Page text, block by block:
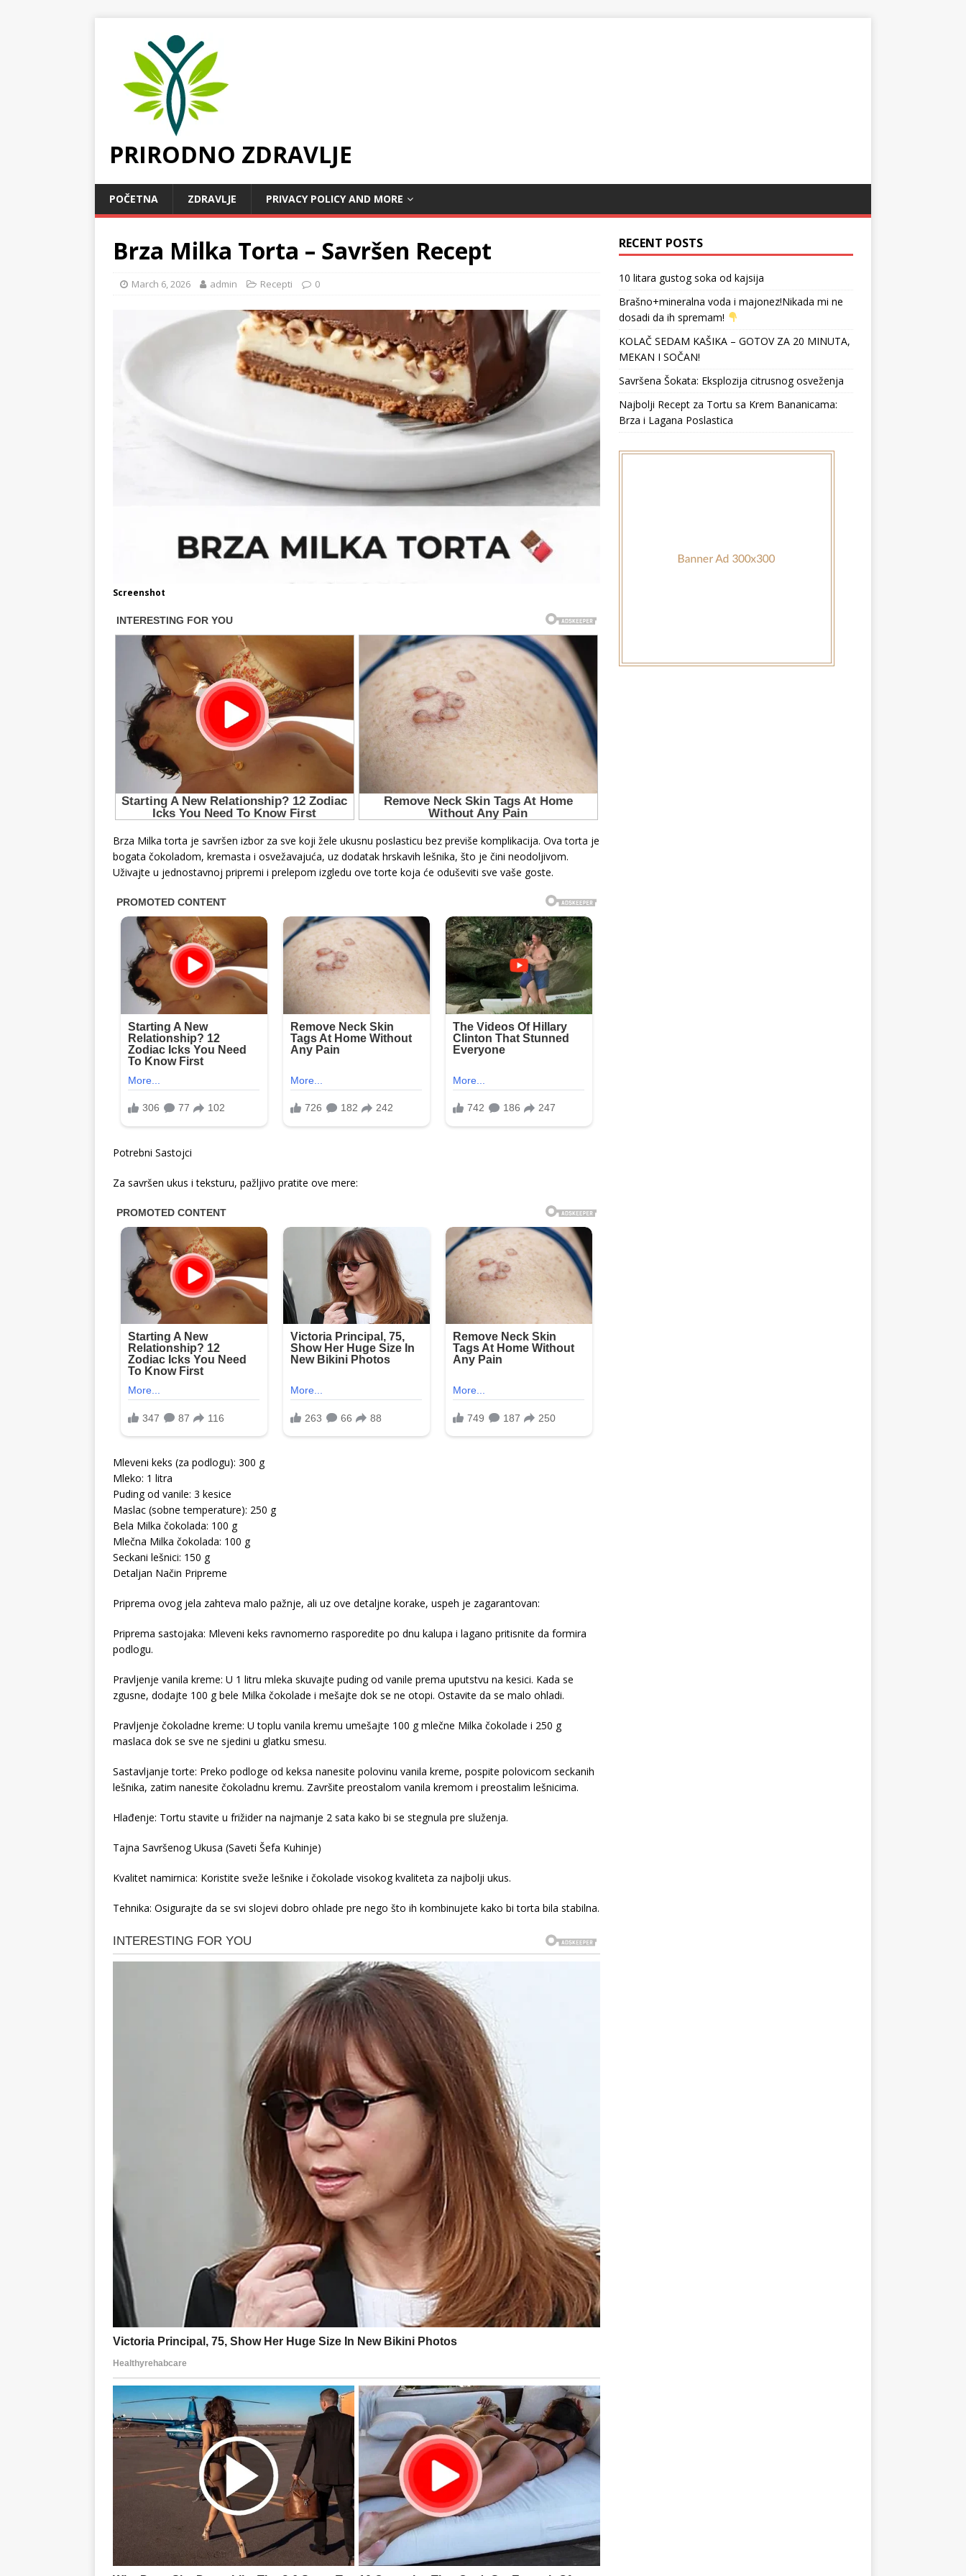
PRIRODNO ZDRAVLJE
POČETNA ZDRAVLJE PRIVACY POLICY AND MORE
Brza Milka Torta – Savršen Recept
March 6, 2026 admin Recepti 0
Screenshot
Brza Milka torta je savršen izbor za sve koji žele ukusnu poslasticu bez previše komplikacija. Ova torta je
bogata čokoladom, kremasta i osvežavajuća, uz dodatak hrskavih lešnika, što je čini neodoljivom.
Uživajte u jednostavnoj pripremi i prelepom izgledu ove torte koja će oduševiti sve vaše goste.
Potrebni Sastojci
Za savršen ukus i teksturu, pažljivo pratite ove mere:
Mleveni keks (za podlogu): 300 g
Mleko: 1 litra
Puding od vanile: 3 kesice
Maslac (sobne temperature): 250 g
Bela Milka čokolada: 100 g
Mlečna Milka čokolada: 100 g
Seckani lešnici: 150 g
Detaljan Način Pripreme
Priprema ovog jela zahteva malo pažnje, ali uz ove detaljne korake, uspeh je zagarantovan:
Priprema sastojaka: Mleveni keks ravnomerno rasporedite po dnu kalupa i lagano pritisnite da formira
podlogu.
Pravljenje vanila kreme: U 1 litru mleka skuvajte puding od vanile prema uputstvu na kesici. Kada se
zgusne, dodajte 100 g bele Milka čokolade i mešajte dok se ne otopi. Ostavite da se malo ohladi.
Pravljenje čokoladne kreme: U toplu vanila kremu umešajte 100 g mlečne Milka čokolade i 250 g
maslaca dok se sve ne sjedini u glatku smesu.
Sastavljanje torte: Preko podloge od keksa nanesite polovinu vanila kreme, pospite polovicom seckanih
lešnika, zatim nanesite čokoladnu kremu. Završite preostalom vanila kremom i preostalim lešnicima.
Hlađenje: Tortu stavite u frižider na najmanje 2 sata kako bi se stegnula pre služenja.
Tajna Savršenog Ukusa (Saveti Šefa Kuhinje)
Kvalitet namirnica: Koristite sveže lešnike i čokolade visokog kvaliteta za najbolji ukus.
Tehnika: Osigurajte da se svi slojevi dobro ohlade pre nego što ih kombinujete kako bi torta bila stabilna.
RECENT POSTS
10 litara gustog soka od kajsija
Brašno+mineralna voda i majonez!Nikada mi ne
dosadi da ih spremam!
KOLAČ SEDAM KAŠIKA – GOTOV ZA 20 MINUTA,
MEKAN I SOČAN!
Savršena Šokata: Eksplozija citrusnog osveženja
Najbolji Recept za Tortu sa Krem Bananicama:
Brza i Lagana Poslastica